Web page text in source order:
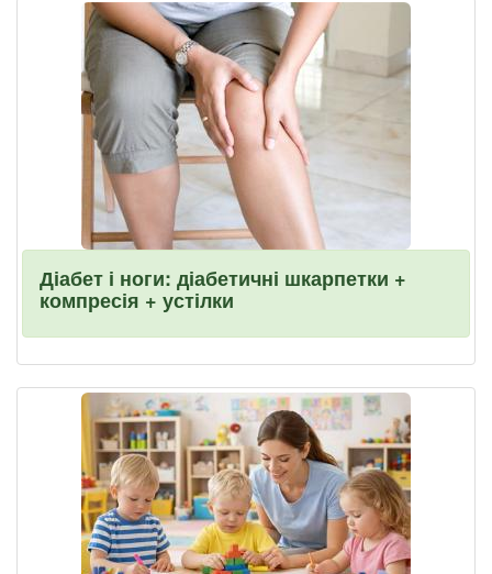
Діабет і ноги: діабетичні шкарпетки +
компресія + устілки